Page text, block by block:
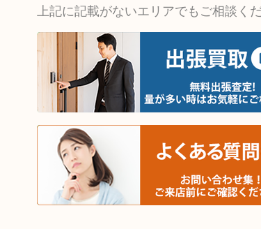
上記に記載がないエリアでもご相談く